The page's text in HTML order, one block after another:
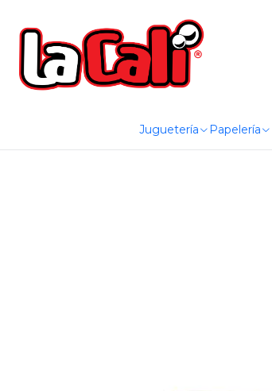
Juguetería Papelería